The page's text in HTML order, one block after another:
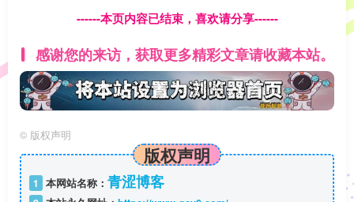
------本页内容已结束，喜欢请分享------
感谢您的来访，获取更多精彩文章请收藏本站。
© 版权声明
版权声明
1 本网站名称： 青涩博客